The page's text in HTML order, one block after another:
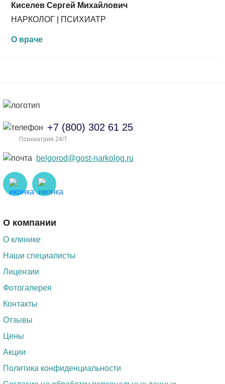
Киселев Сергей Михайлович
НАРКОЛОГ | ПСИХИАТР
О враче
+7 (800) 302 61 25
Психиатрия 24/7
belgorod@gost-narkolog.ru
О компании
О клинике
Наши специалисты
Лицензии
Фотогалерея
Контакты
Отзывы
Цены
Акции
Политика конфиденциальности